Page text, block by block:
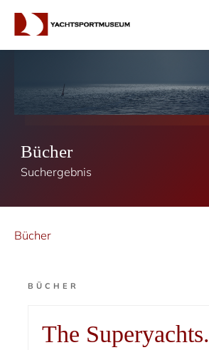
Bücher
Suchergebnis
Bücher
BÜCHER
The Superyachts.